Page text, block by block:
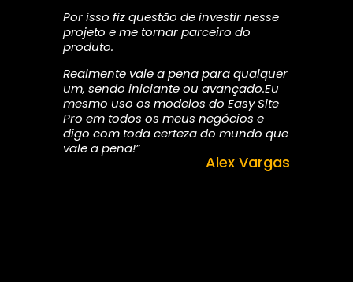
Por isso fiz questão de investir nesse
projeto e me tornar parceiro do
produto.
Realmente vale a pena para qualquer
um, sendo iniciante ou avançado.Eu
mesmo uso os modelos do Easy Site
Pro em todos os meus negócios e
digo com toda certeza do mundo que
vale a pena!”
Alex Vargas